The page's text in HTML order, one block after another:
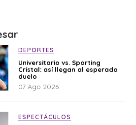
DEPORTES
Universitario vs. Sporting
Cristal: así llegan al esperado
duelo
07 Ago 2026
ESPECTÁCULOS